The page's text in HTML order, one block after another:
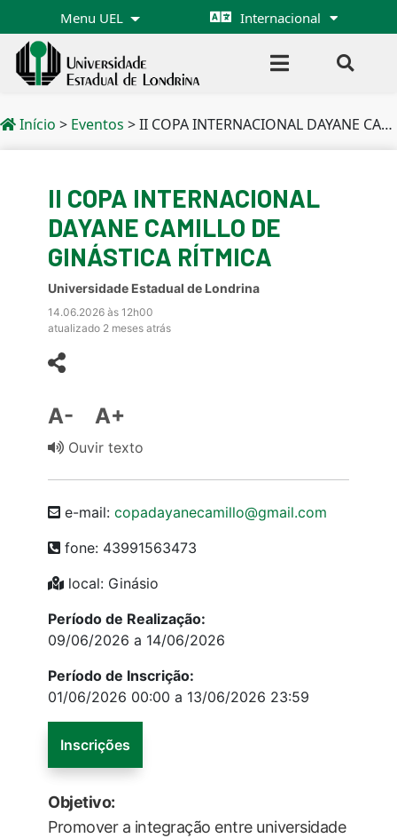
Menu UEL Internacional
Início > Eventos >II COPA INTERNACIONAL DAYANE CAMILLO DE GINÁSTICA RÍTMICA
II COPA INTERNACIONAL
DAYANE CAMILLO DE
GINÁSTICA RÍTMICA
Universidade Estadual de Londrina
14.06.2026 às 12h00
atualizado 2 meses atrás
A- A+
Ouvir texto
e-mail: copadayanecamillo@gmail.com
fone: 43991563473
local: Ginásio
Período de Realização:
09/06/2026 a 14/06/2026
Período de Inscrição:
01/06/2026 00:00 a 13/06/2026 23:59
Inscrições
Objetivo:
Promover a integração entre universidade